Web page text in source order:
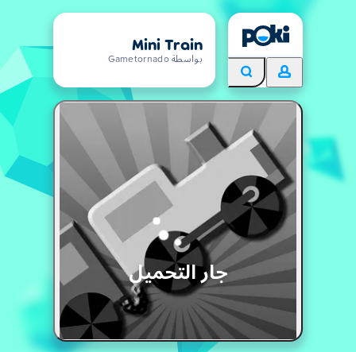
Mini Train
بواسطة Gametornado
جار التحميل